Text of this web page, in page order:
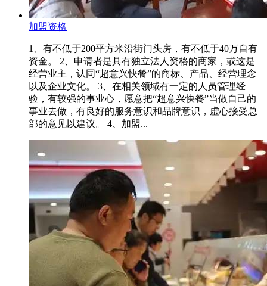
加盟资格
1、有不低于200平方米沿街门头房，有不低于40万自有
资金。 2、申请者是具有独立法人资格的商家，或这是
经营业主，认同“超意兴快餐”的商标、产品、经营理念
以及企业文化。 3、在相关领域有一定的人员管理经
验，有较强的事业心，愿意把“超意兴快餐”当做自己的
事业去做，有良好的服务意识和品牌意识，虚心接受总
部的意见以建议。 4、加盟...